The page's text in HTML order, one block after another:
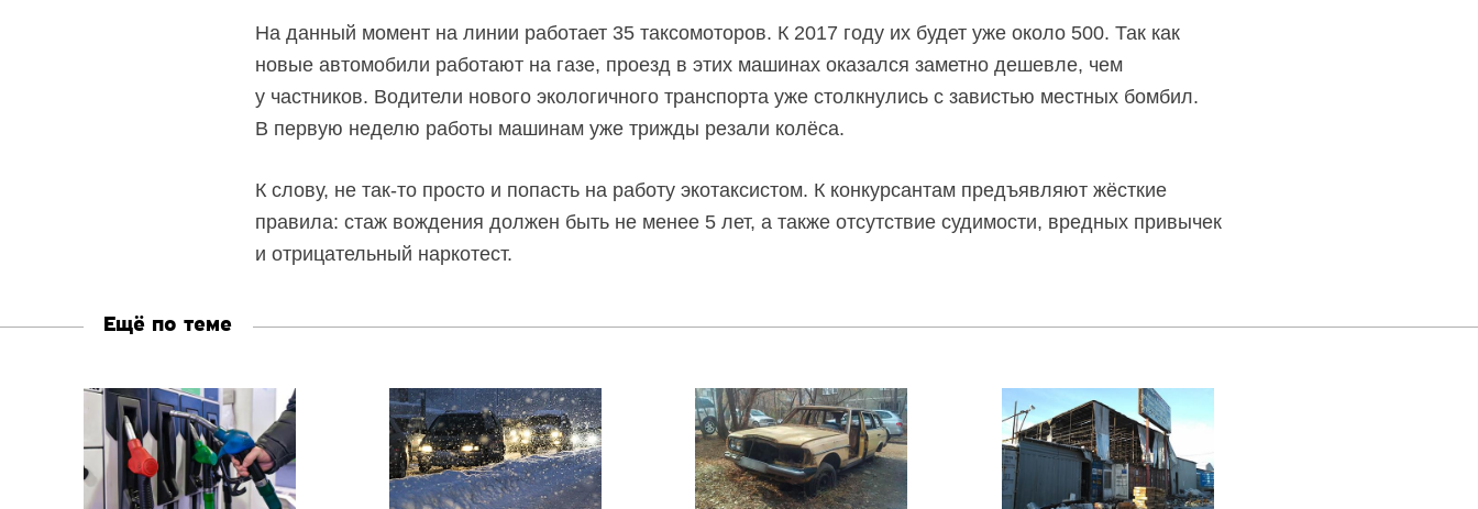
На данный момент на линии работает 35 таксомоторов. К 2017 году их будет уже около 500. Так как
новые автомобили работают на газе, проезд в этих машинах оказался заметно дешевле, чем
у частников. Водители нового экологичного транспорта уже столкнулись с завистью местных бомбил.
В первую неделю работы машинам уже трижды резали колёса.
К слову, не так-то просто и попасть на работу экотаксистом. К конкурсантам предъявляют жёсткие
правила: стаж вождения должен быть не менее 5 лет, а также отсутствие судимости, вредных привычек
и отрицательный наркотест.
Ещё по теме